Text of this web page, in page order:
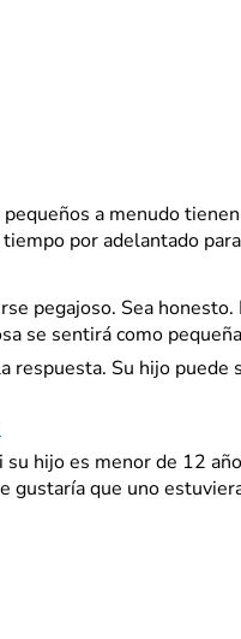
a menudo tienen
por adelantado
pegajoso. Sea
se sentirá como
respuesta. Su hijo
hijo es menor de 12
gustaría que uno